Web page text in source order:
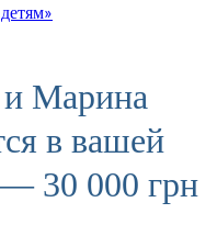
Марина
в вашей
30 000 грн